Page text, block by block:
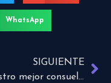
WhatsApp
SIGUIENTE
Nuestro mejor consuelo proviene de Dios